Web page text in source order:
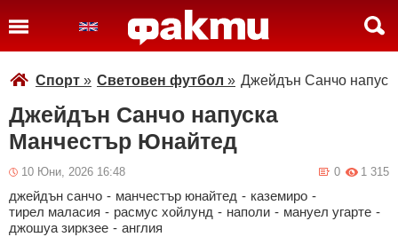
Спорт » Световен футбол » Джейдън Санчо
Джейдън Санчо напуска
Манчестър Юнайтед
10 Юни, 2026 16:48 1 315
0
джейдън санчо - манчестър юнайтед - каземиро -
тирел маласия - расмус хойлунд - наполи - мануел угарте -
джошуа зиркзее - англия